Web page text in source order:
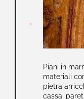
Piani in
materiali
pietra
cassa,